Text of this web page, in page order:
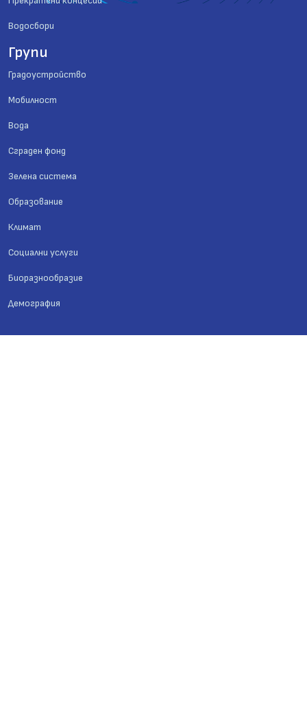
Водосбори
Групи
Градоустройство
Мобилност
Вода
Сграден фонд
Зелена система
Образование
Климат
Социални услуги
Биоразнообразие
Демография